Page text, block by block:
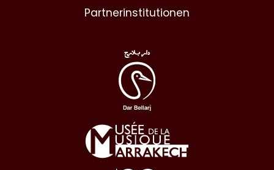
Partnerinstitutionen